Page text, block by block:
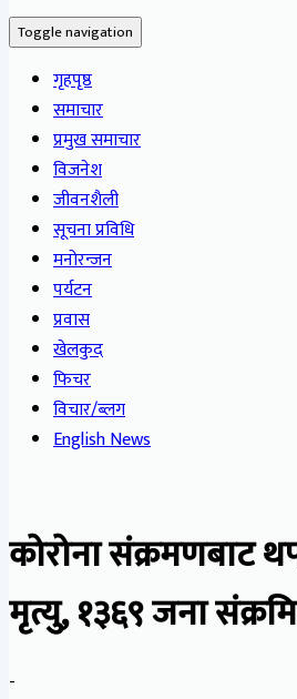
Toggle navigation
गृहपृष्ठ
समाचार
प्रमुख समाचार
विजनेश
जीवनशैली
सूचना प्रविधि
मनोरन्जन
पर्यटन
प्रवास
खेलकुद
फिचर
विचार/ब्लग
English News
कोरोना संक्रमणबाट
मृत्यु, १३६९ जना
-